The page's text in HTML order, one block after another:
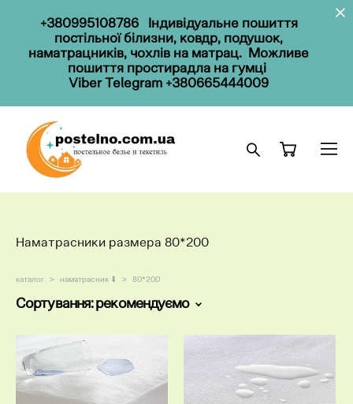
+380995108786Індивідуальне пошиття
постільної білизни, ковдр, подушок,
наматрацників, чохлів на матрац. Можливе
пошиття простирадла на гумці
Viber Telegram +380665444009
Наматрасники размера 80*200
каталог > наматрасник ⬇ > 80*200
Сортування:рекомендуємо